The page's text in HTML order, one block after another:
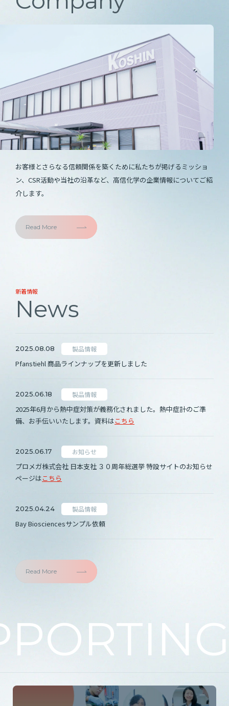
お客様とさらなる信頼関係を築くために私たちが掲げるミッショ
ン、CSR活動や当社の沿革など、高信化学の企業情報についてご紹
介します。
Read More
新着情報
2025.08.08 製品情報
Pfanstiehl 商品ラインナップを更新しました
2025.06.18 製品情報
2025年6月から熱中症対策が義務化されました。熱中症計のご準
備、お手伝いいたします。資料はこちら
2025.06.17 お知らせ
プロメガ株式会社 日本支社 ３０周年総選挙 特設サイトのお知らせ
ページはこちら
2025.04.24 製品情報
Bay Biosciencesサンプル依頼
Read More